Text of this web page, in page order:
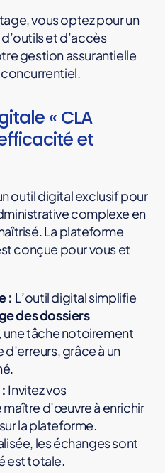
vous optez pour un
et d’accès
gestion assurantielle
« CLA
efficacité et
outil digital exclusif pour
complexe en
La plateforme
conçue pour vous et
: L’outil digital simplifie
des dossiers
une tâche notoirement
grâce à un
Invitez vos
d’œuvre à enrichir
la plateforme.
les échanges sont
est totale.